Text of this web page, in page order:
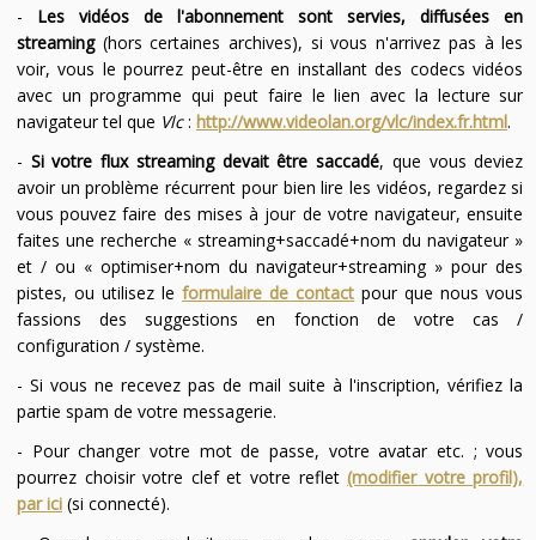
- Les vidéos de l'abonnement sont servies, diffusées en
streaming(hors certaines archives), si vous n'arrivez pas à les
voir, vous le pourrez peut-être en installant des codecs vidéos
avec un programme qui peut faire le lien avec la lecture sur
navigateur tel que Vlc: http://www.videolan.org/vlc/index.fr.html.
- Si votre flux streaming devait être saccadé, que vous deviez
avoir un problème récurrent pour bien lire les vidéos, regardez si
vous pouvez faire des mises à jour de votre navigateur, ensuite
faites une recherche « streaming+saccadé+nom du navigateur »
et / ou « optimiser+nom du navigateur+streaming » pour des
pistes, ou utilisez leformulaire de contact pour que nous vous
fassions des suggestions en fonction de votre cas /
configuration / système.
- Si vous ne recevez pas de mail suite à l'inscription, vérifiez la
partie spam de votre messagerie.
- Pour changer votre mot de passe, votre avatar etc. ; vous
pourrez choisir votre clef et votre reflet(modifier votre profil),
par ici(si connecté).